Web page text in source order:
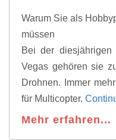
Warum Sie als
müssen
Bei der
Vegas gehören sie
Drohnen. Immer
für Multicopter.
Mehr erfahren...